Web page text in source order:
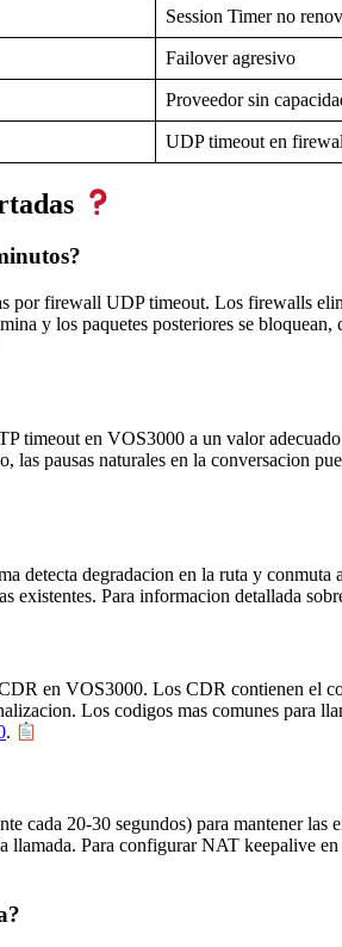
Session Timer no
Failover agresivo
Proveedor sin
UDP timeout en
por firewall UDP timeout. Los firewalls
y los paquetes posteriores se
timeout en VOS3000 a un valor
pausas naturales en la conversacion
detecta degradacion en la ruta y
existentes. Para informacion detallada
en VOS3000. Los CDR contienen el
Los codigos mas comunes para
.
cada 20-30 segundos) para mantener
Para configurar NAT keepalive